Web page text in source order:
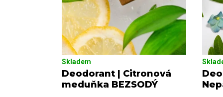
t
ů
Deodorant | Citronová
meduňka BEZSODÝ
Skladem